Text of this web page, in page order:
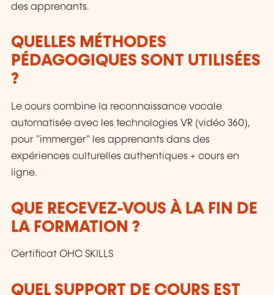
des apprenants.
QUELLES MÉTHODES
PÉDAGOGIQUES SONT UTILISÉES
?
Le cours combine la reconnaissance vocale
automatisée avec les technologies VR (vidéo 360),
pour "immerger" les apprenants dans des
expériences culturelles authentiques + cours en
ligne.
QUE RECEVEZ-VOUS À LA FIN DE
LA FORMATION ?
Certificat OHC SKILLS
QUEL SUPPORT DE COURS EST